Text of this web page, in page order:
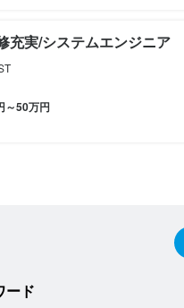
充実/システムエンジニア
～50万円
ード